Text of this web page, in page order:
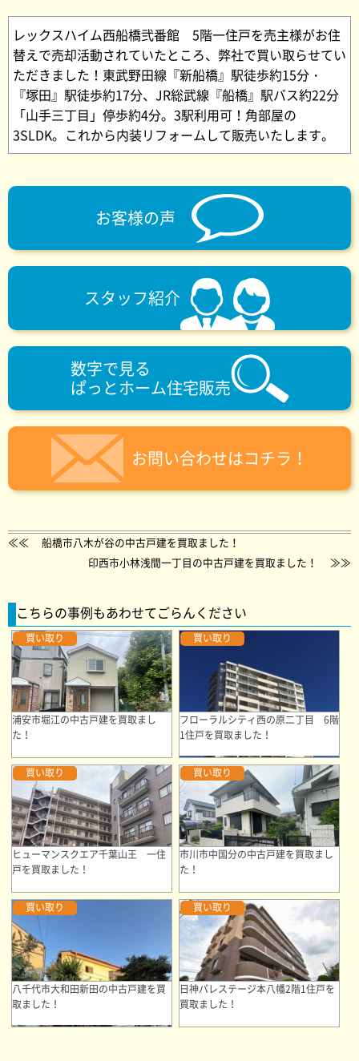
レックスハイム西船橋弐番館 5階一住戸を売主様がお住
替えで売却活動されていたところ、弊社で買い取らせてい
ただきました！東武野田線『新船橋』駅徒歩約15分・
『塚田』駅徒歩約17分、JR総武線『船橋』駅バス約22分
「山手三丁目」停歩約4分。3駅利用可！角部屋の
3SLDK。これから内装リフォームして販売いたします。
お客様の声
スタッフ紹介
数字で見る
ぱっとホーム住宅販売
お問い合わせはコチラ！
≪≪ 船橋市八木が谷の中古戸建を買取ました！
印西市小林浅間一丁目の中古戸建を買取ました！
≫≫
こちらの事例もあわせてごらんください
買い取り
浦安市堀江の中古戸建を買取まし
た！
買い取り
フローラルシティ西の原二丁目 6階
1住戸を買取ました！
買い取り
ヒューマンスクエア千葉山王 一住
戸を買取ました！
買い取り
市川市中国分の中古戸建を買取まし
た！
買い取り
八千代市大和田新田の中古戸建を買
取ました！
買い取り
日神パレステージ本八幡2階1住戸を
買取ました！